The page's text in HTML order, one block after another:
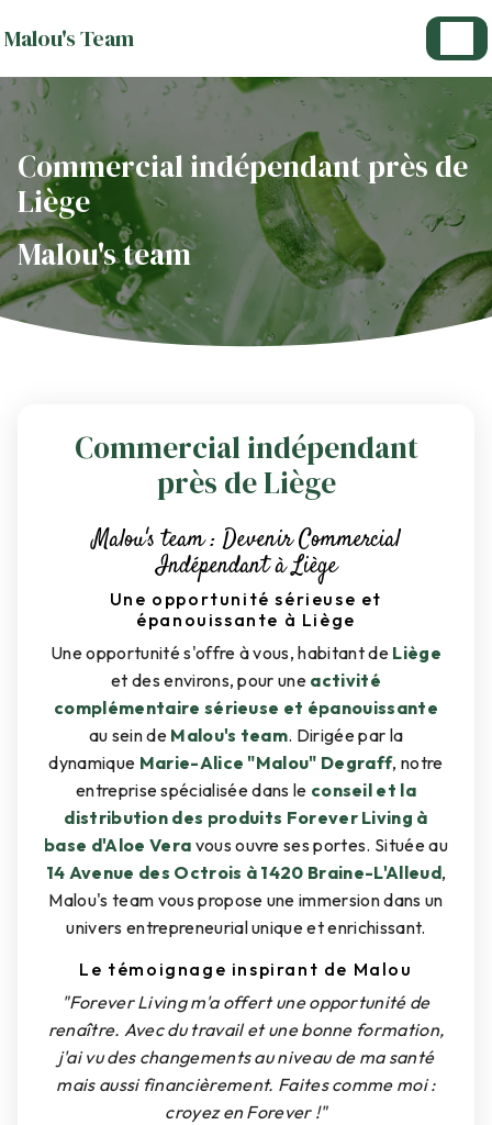
Malou's Team
Commercial indépendant près de
Liège
Malou's team
Commercial indépendant
près de Liège
Malou's team : Devenir Commercial
Indépendant à Liège
Une opportunité sérieuse et
épanouissante à Liège
Une opportunité s'offre à vous, habitant de Liège
et des environs, pour une activité
complémentaire sérieuse et épanouissante
au sein de Malou's team. Dirigée par la
dynamique Marie-Alice "Malou" Degraff, notre
entreprise spécialisée dans le conseil et la
distribution des produits Forever Living à
base d'Aloe Vera vous ouvre ses portes. Située au
14 Avenue des Octrois à 1420 Braine-L'Alleud,
Malou's team vous propose une immersion dans un
univers entrepreneurial unique et enrichissant.
Le témoignage inspirant de Malou
"Forever Living m'a offert une opportunité de
renaître. Avec du travail et une bonne formation,
j'ai vu des changements au niveau de ma santé
mais aussi financièrement. Faites comme moi :
croyez en Forever !"